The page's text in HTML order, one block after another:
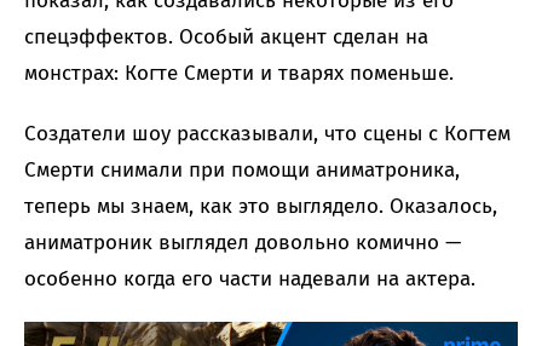
спецэффектов. Особый акцент сделан на
монстрах: Когте Смерти и тварях поменьше.
Создатели шоу рассказывали, что сцены с Когтем
Смерти снимали при помощи аниматроника,
теперь мы знаем, как это выглядело. Оказалось,
аниматроник выглядел довольно комично —
особенно когда его части надевали на актера.